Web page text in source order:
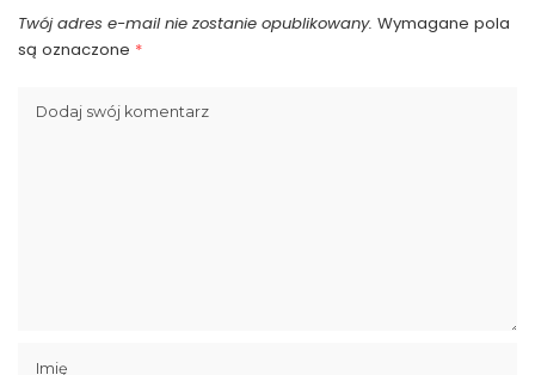
Twój adres e-mail nie zostanie opublikowany. Wymagane pola
są oznaczone *